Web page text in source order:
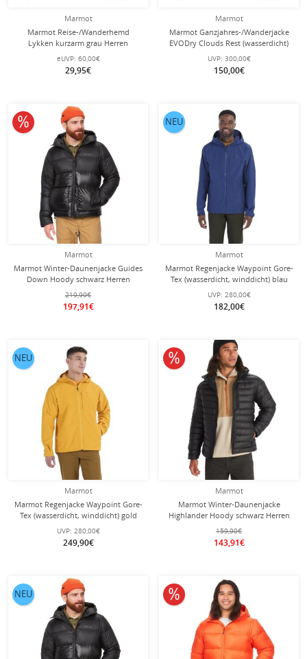
Marmot
Marmot Reise-/Wanderhemd
Lykken kurzarm grau Herren
eUVP: 60,00€
29,95€
Marmot
Marmot Ganzjahres-/Wanderjacke
EVODry Clouds Rest (wasserdicht)
schwarz Herren
UVP: 300,00€
150,00€
Marmot
Marmot Winter-Daunenjacke Guides
Down Hoody schwarz Herren
219,90€
197,91€
10% reduziert
Marmot
Marmot Regenjacke Waypoint Gore-
Tex (wasserdicht, winddicht) blau
Herren
UVP: 280,00€
182,00€
NEU
Marmot
Marmot Regenjacke Waypoint Gore-
Tex (wasserdicht, winddicht) gold
Herren
UVP: 280,00€
249,90€
NEU
Marmot
Marmot Winter-Daunenjacke
Highlander Hoody schwarz Herren
159,90€
143,91€
10% reduziert
NEU 10% reduziert